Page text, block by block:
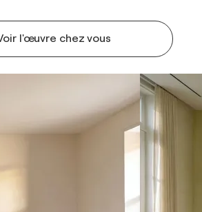
l'œuvre chez vous